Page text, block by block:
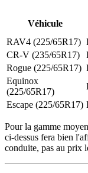
Véhicule
RAV4 (225/65R17)
CR-V (235/65R17)
Rogue (225/65R17)
Equinox
(225/65R17)
Escape (225/65R17)
Pour la gamme
ci-dessus fera bien
conduite, pas au prix